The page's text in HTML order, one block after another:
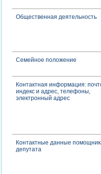
Общественная деятельность
Семейное положение
Контактная информация:
индекс и адрес, телефоны,
электронный адрес
Контактные данные
депутата